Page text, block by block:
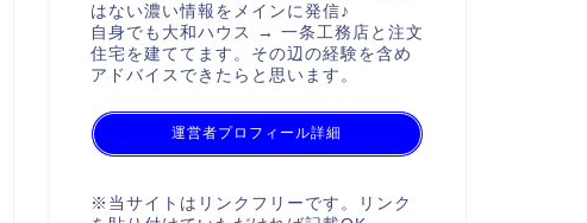
はない濃い情報をメインに発信♪
自身でも大和ハウス → 一条工務店と注文
住宅を建ててます。その辺の経験を含め
アドバイスできたらと思います。
運営者プロフィール詳細
※当サイトはリンクフリーです。リンク